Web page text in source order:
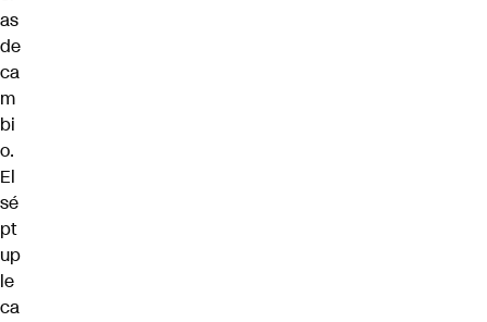
as
de
ca
m
bi
o.
El
sé
pt
up
le
ca